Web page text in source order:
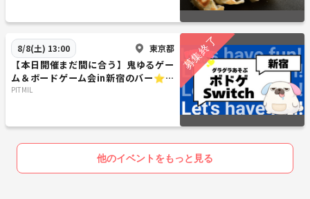
・お酒好きな人（別に強くなくていいけど）
・マダミス初心者、未経験者
・大人のコミュニケーションができる人（場の空気読める人('ω')ノ）
🕐時間内なら何作品でもプレイOK🕐
🎈🎈🎈🎈🎈🎈🎈🎈🎈🎈🎈🎈🎈
50作品以上から自由に遊べる
プレイ可能な作品は下の方に一覧表示
8/8(土) 13:00 東京都
【本日開催まだ間に合う】鬼ゆるゲー
ム＆ボードゲーム会in新宿のバー⭐友
だち作りのゆったり集まり
PITMIL
他のイベントをもっと見る